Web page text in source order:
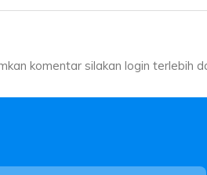
komentar silakan login terlebih